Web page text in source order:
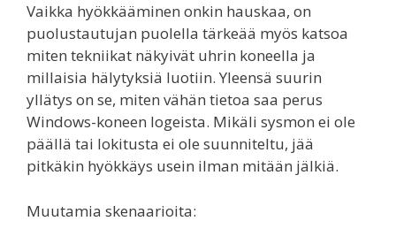
Vaikka hyökkääminen onkin hauskaa, on
puolustautujan puolella tärkeää myös katsoa
miten tekniikat näkyivät uhrin koneella ja
millaisia hälytyksiä luotiin. Yleensä suurin
yllätys on se, miten vähän tietoa saa perus
Windows-koneen logeista. Mikäli sysmon ei ole
päällä tai lokitusta ei ole suunniteltu, jää
pitkäkin hyökkäys usein ilman mitään jälkiä.
Muutamia skenaarioita: